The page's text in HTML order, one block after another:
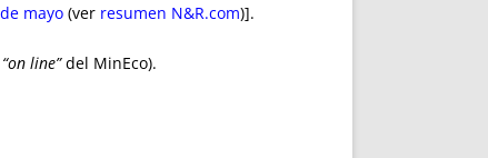
mayo (ver resumen N&R.com)].
line”del MinEco).